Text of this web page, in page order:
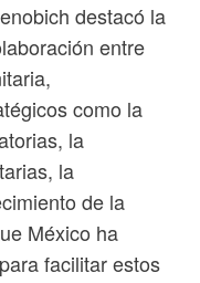
destacó la
entre
como la
la
la
de la
México ha
facilitar estos